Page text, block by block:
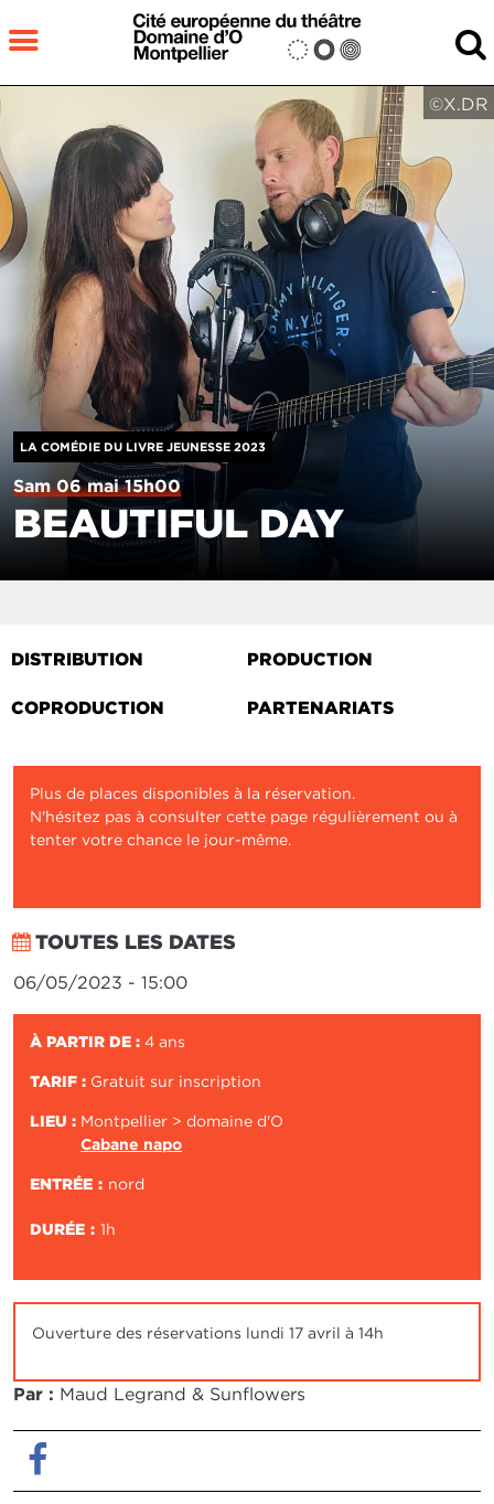
Aller au contenu principal
RECHERCHER Fermer
©X.DR
LA COMÉDIE DU LIVRE JEUNESSE 2023
Sam 06 mai 15h00
BEAUTIFUL DAY
DISTRIBUTION PRODUCTION
COPRODUCTION PARTENARIATS
Plus de places disponibles à la réservation.
N'hésitez pas à consulter cette page régulièrement ou à
tenter votre chance le jour-même.
TOUTES LES DATES
06/05/2023 - 15:00
À PARTIR DE : 4 ans
TARIF : Gratuit sur inscription
LIEU : Montpellier > domaine d'O
Cabane napo
ENTRÉE nord
DURÉE 1h
Ouverture des réservations lundi 17 avril à 14h
Par : Maud Legrand & Sunflowers